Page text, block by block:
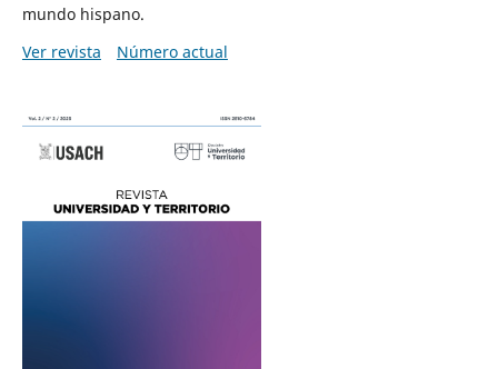
mundo hispano.
Ver revista
Número actual